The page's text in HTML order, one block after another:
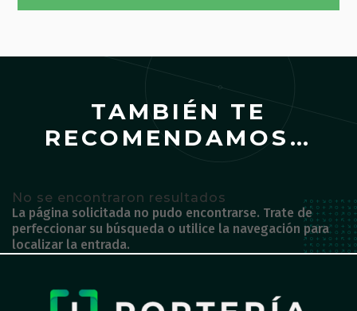
TAMBIÉN TE
RECOMENDAMOS…
No se encontraron resultados
La página solicitada no pudo encontrarse. Trate de
perfeccionar su búsqueda o utilice la navegación para
localizar la entrada.